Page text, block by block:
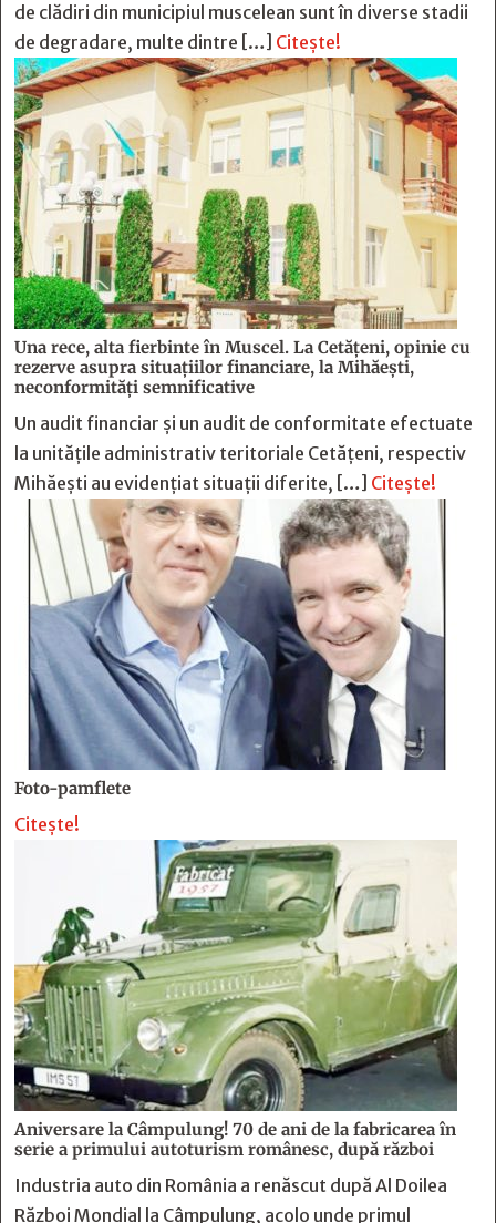
de clădiri din municipiul muscelean sunt în diverse stadii
de degradare, multe dintre […] Citește!
Una rece, alta fierbinte în Muscel. La Cetăţeni, opinie cu
rezerve asupra situaţiilor financiare, la Mihăeşti,
neconformităţi semnificative
Un audit financiar și un audit de conformitate efectuate
la unitățile administrativ teritoriale Cetățeni, respectiv
Mihăești au evidențiat situații diferite, […] Citește!
Foto-pamflete
Citește!
Aniversare la Câmpulung! 70 de ani de la fabricarea în
serie a primului autoturism românesc, după război
Industria auto din România a renăscut după Al Doilea
Război Mondial la Câmpulung, acolo unde primul